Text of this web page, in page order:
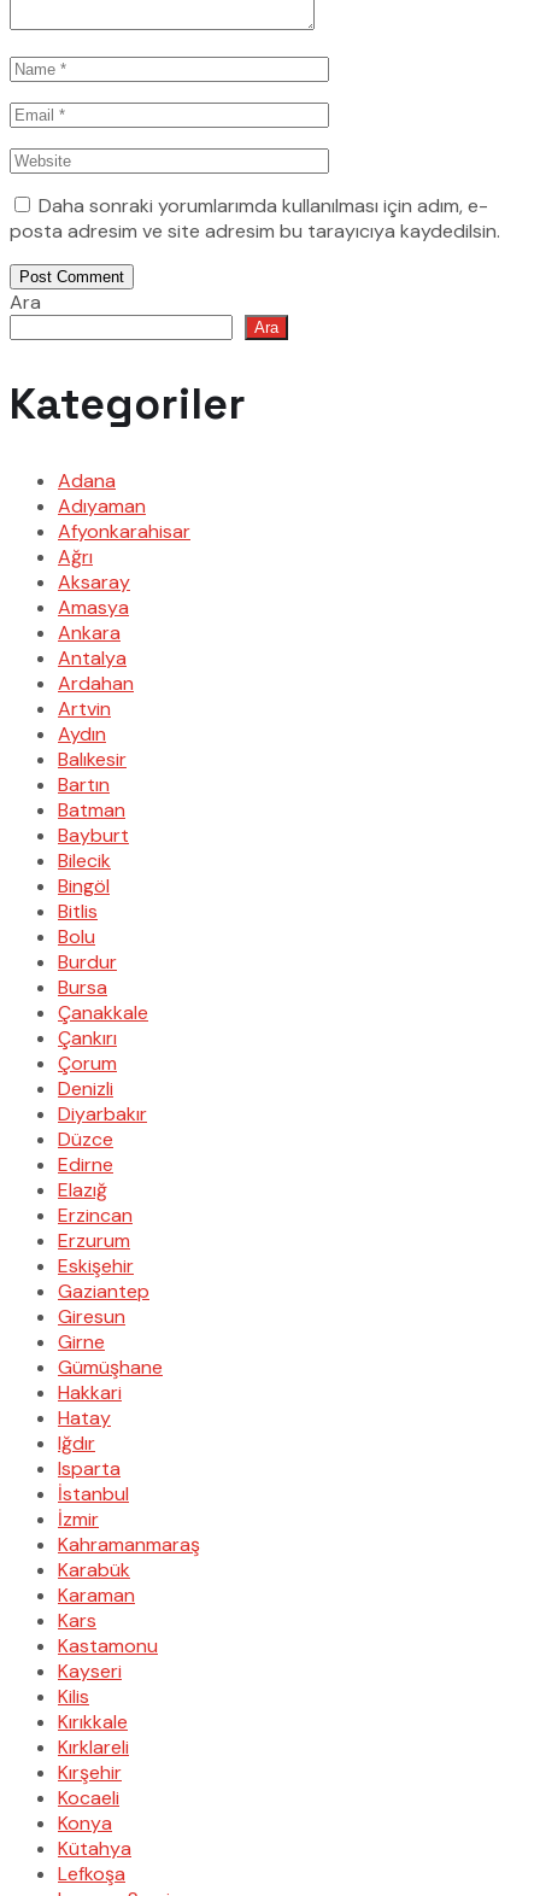
Daha sonraki yorumlarımda kullanılması için adım, e-
posta adresim ve site adresim bu tarayıcıya kaydedilsin.
Post Comment
Ara
Ara
Kategoriler
Adana
Adıyaman
Afyonkarahisar
Ağrı
Aksaray
Amasya
Ankara
Antalya
Ardahan
Artvin
Aydın
Balıkesir
Bartın
Batman
Bayburt
Bilecik
Bingöl
Bitlis
Bolu
Burdur
Bursa
Çanakkale
Çankırı
Çorum
Denizli
Diyarbakır
Düzce
Edirne
Elazığ
Erzincan
Erzurum
Eskişehir
Gaziantep
Giresun
Girne
Gümüşhane
Hakkari
Hatay
Iğdır
Isparta
İstanbul
İzmir
Kahramanmaraş
Karabük
Karaman
Kars
Kastamonu
Kayseri
Kilis
Kırıkkale
Kırklareli
Kırşehir
Kocaeli
Konya
Kütahya
Lefkoşa